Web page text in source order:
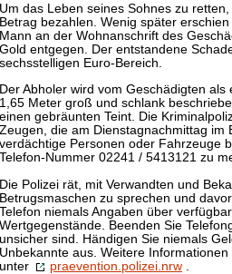
Um das Leben seines Sohnes zu
Betrag bezahlen. Wenig später
Mann an der Wohnanschrift des
Gold entgegen. Der entstandene
sechsstelligen Euro-Bereich.
Der Abholer wird vom Geschädigten
1,65 Meter groß und schlank
einen gebräunten Teint. Die
Zeugen, die am Dienstagnachmittag im
verdächtige Personen oder Fahrzeuge
Telefon-Nummer 02241 / 5413121 zu
Die Polizei rät, mit Verwandten und
Betrugsmaschen zu sprechen und
Telefon niemals Angaben über
Wertgegenstände. Beenden Sie
unsicher sind. Händigen Sie niemals
Unbekannte aus. Weitere
unter
praevention.polizei.nrw